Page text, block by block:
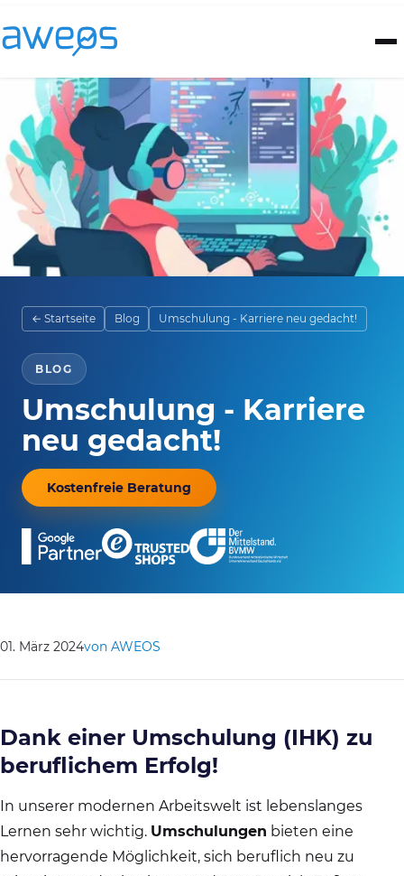
← Startseite Blog Umschulung - Karriere neu gedacht!
BLOG
Umschulung - Karriere
neu gedacht!
Kostenfreie Beratung
01. März 2024von AWEOS
Dank einer Umschulung (IHK) zu
beruflichem Erfolg!
In unserer modernen Arbeitswelt ist lebenslanges
Lernen sehr wichtig. Umschulungen bieten eine
hervorragende Möglichkeit, sich beruflich neu zu